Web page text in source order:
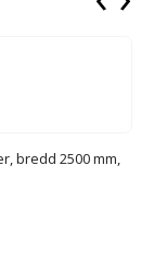
bredd 2500 mm,